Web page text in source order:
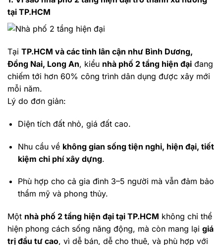
tại TP.HCM
Tại TP.HCM và các tỉnh lân cận như Bình Dương,
Đồng Nai, Long An, kiểu nhà phố 2 tầng hiện đại đang
chiếm tới hơn 60% công trình dân dụng được xây mới
mỗi năm.
Lý do đơn giản:
Diện tích đất nhỏ, giá đất cao.
Nhu cầu về không gian sống tiện nghi, hiện đại, tiết
kiệm chi phí xây dựng.
Phù hợp cho cả gia đình 3–5 người mà vẫn đảm bảo
thẩm mỹ và phong thủy.
Một nhà phố 2 tầng hiện đại tại TP.HCM không chỉ thể
hiện phong cách sống năng động, mà còn mang lại giá
trị đầu tư cao, vì dễ bán, dễ cho thuê, và phù hợp với